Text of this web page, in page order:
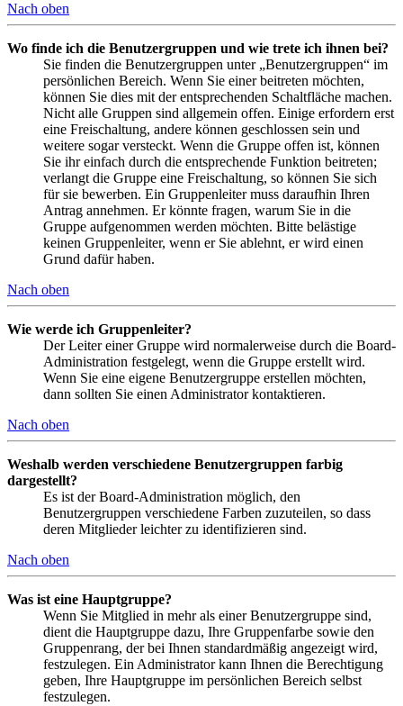
Nach oben
Wo finde ich die Benutzergruppen und wie trete ich ihnen bei?
Sie finden die Benutzergruppen unter „Benutzergruppen“ im
persönlichen Bereich. Wenn Sie einer beitreten möchten,
können Sie dies mit der entsprechenden Schaltfläche machen.
Nicht alle Gruppen sind allgemein offen. Einige erfordern erst
eine Freischaltung, andere können geschlossen sein und
weitere sogar versteckt. Wenn die Gruppe offen ist, können
Sie ihr einfach durch die entsprechende Funktion beitreten;
verlangt die Gruppe eine Freischaltung, so können Sie sich
für sie bewerben. Ein Gruppenleiter muss daraufhin Ihren
Antrag annehmen. Er könnte fragen, warum Sie in die
Gruppe aufgenommen werden möchten. Bitte belästige
keinen Gruppenleiter, wenn er Sie ablehnt, er wird einen
Grund dafür haben.
Nach oben
Wie werde ich Gruppenleiter?
Der Leiter einer Gruppe wird normalerweise durch die Board-
Administration festgelegt, wenn die Gruppe erstellt wird.
Wenn Sie eine eigene Benutzergruppe erstellen möchten,
dann sollten Sie einen Administrator kontaktieren.
Nach oben
Weshalb werden verschiedene Benutzergruppen farbig
dargestellt?
Es ist der Board-Administration möglich, den
Benutzergruppen verschiedene Farben zuzuteilen, so dass
deren Mitglieder leichter zu identifizieren sind.
Nach oben
Was ist eine Hauptgruppe?
Wenn Sie Mitglied in mehr als einer Benutzergruppe sind,
dient die Hauptgruppe dazu, Ihre Gruppenfarbe sowie den
Gruppenrang, der bei Ihnen standardmäßig angezeigt wird,
festzulegen. Ein Administrator kann Ihnen die Berechtigung
geben, Ihre Hauptgruppe im persönlichen Bereich selbst
festzulegen.